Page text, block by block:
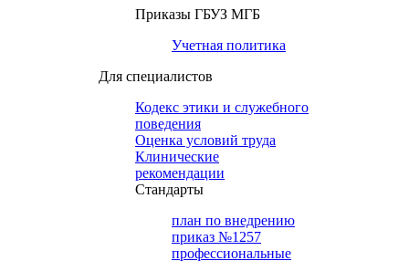
Приказы ГБУЗ МГБ
Учетная политика
Для специалистов
Кодекс этики и служебного
поведения
Оценка условий труда
Клинические
рекомендации
Cтандарты
план по внедрению
приказ №1257
профессиональные